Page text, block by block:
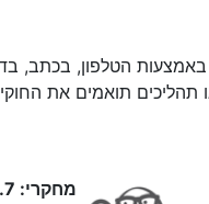
הטלפון, בכתב,
תהליכים תואמים את
מחקרי: 5.7